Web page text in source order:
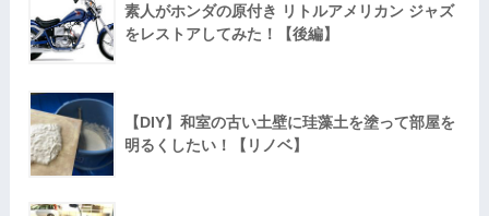
素人がホンダの原付き リトルアメリカン ジャズ
をレストアしてみた！【後編】
【DIY】和室の古い土壁に珪藻土を塗って部屋を
明るくしたい！【リノベ】